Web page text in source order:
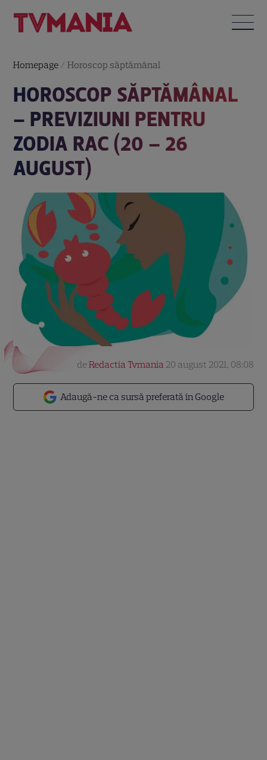
Homepage /Horoscop săptămânal
HOROSCOP SĂPTĂMÂNAL
– PREVIZIUNI PENTRU
ZODIA RAC (20 – 26
AUGUST)
Adaugă-ne ca sursă preferată în Google
deRedactia Tvmania 20 august 2021, 08:08